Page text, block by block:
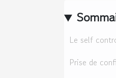
Le self
Prise de